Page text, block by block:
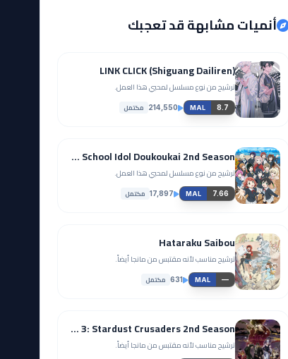
أنميات مشابهة قد تعجبك
LINK CLICK (Shiguang Dailiren)
ترشيح من نوع مسلسل لمحبي هذا العمل.
MAL 8.7
214,550 مكتمل
Love Live! Nijigasaki Gakuen School Idol Doukoukai 2nd Season
ترشيح من نوع مسلسل لمحبي هذا العمل.
MAL 7.66
17,897 مكتمل
Hataraku Saibou
ترشيح مناسب لأنه مقتبس من مانجا أيضاً.
MAL —
631 مكتمل
JoJo no Kimyou na Bouken Part 3: Stardust Crusaders 2nd Season
ترشيح مناسب لأنه مقتبس من مانجا أيضاً.